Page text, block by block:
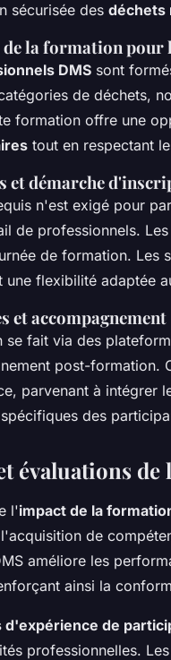
sécurisée des déchets
de la formation pour
DMS sont
de déchets,
formation offre une
tout en respectant
et démarche
n'est exigé pour
de professionnels.
de formation. Les
une flexibilité adaptée
et accompagnement
se fait via des
post-formation.
parvenant à intégrer
des
évaluations
l'impact de la
de
améliore les
ainsi la
d'expérience de
professionnelles.